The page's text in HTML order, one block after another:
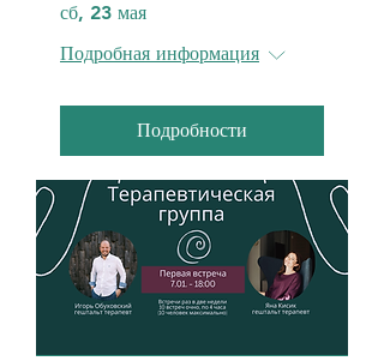
сб, 23 мая
Подробная информация
Подробности